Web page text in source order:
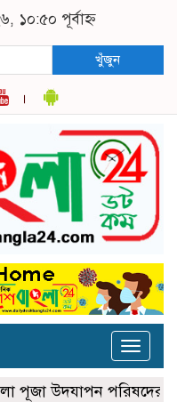
১০:৫০ পূর্বাহ্ন
খুঁজুন
Toggle
উদযাপন পরিষদের ৮১